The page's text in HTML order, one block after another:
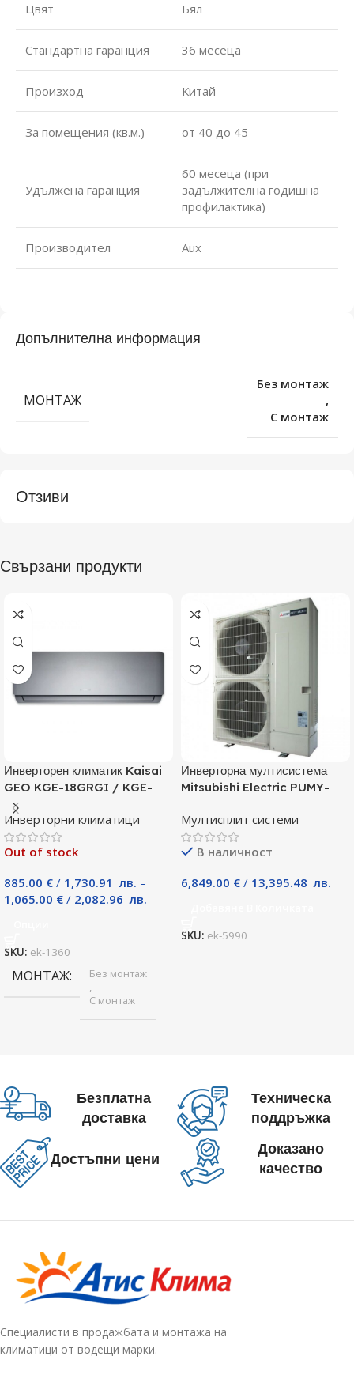
Цвят Бял
Стандартна гаранция 36 месеца
Произход Китай
За помещения (кв.м.) от 40 до 45
Удължена гаранция
60 месеца (при
задължителна годишна
профилактика)
Производител Aux
Допълнителна информация
МОНТАЖ
Без монтаж
,
С монтаж
Отзиви
Свързани продукти
Инверторен климатик Kaisai
GEO KGE-18GRGI / KGE-
18GRGO, 18000 BTU, Клас
A++
Инверторни климатици
Out of stock
885.00 € / 1,730.91 лв. –
1,065.00 € / 2,082.96 лв.
SKU: ek-1360
МОНТАЖ
Без монтаж
,
С монтаж
Инверторна мултисистема
Mitsubishi Electric PUMY-
Мултисплит системи
В наличност
6,849.00 € / 13,395.48 лв.
SKU: ek-5990
Безплатна
доставка
Техническа
поддръжка
Достъпни цени
Доказано
качество
Специалисти в продажбата и монтажа на
климатици от водещи марки.